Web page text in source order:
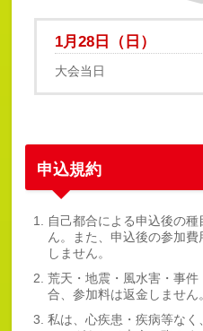
1月28日（日）
大会当日
申込規約
自己都合による申込後の
ん。また、申込後の参加
しません。
荒天・地震・風水害・事
合、参加料は返金しません
私は、心疾患・疾病等な